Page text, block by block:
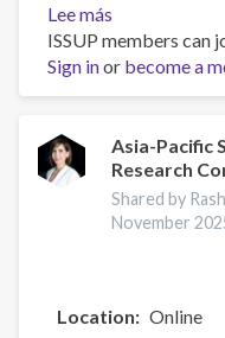
Lee más
Capacitación
UPC
CORE
Jovenes
Líderes
ISSUP members can
Sign inor become a
Asia-Pacific
Research
Shared by
November
Location
Online